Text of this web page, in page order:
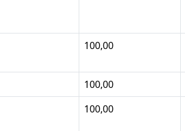
100,00
100,00
100,00